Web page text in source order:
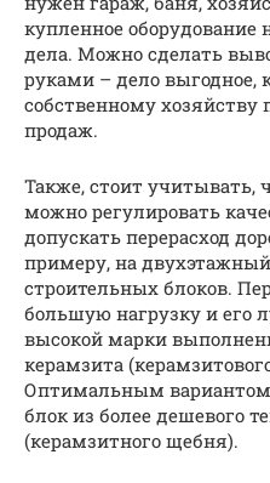
купленное оборудование
дела. Можно сделать
руками – дело выгодное,
собственному хозяйству
продаж.
Также, стоит учитывать,
можно регулировать
допускать перерасход
примеру, на
строительных блоков.
большую нагрузку и его
высокой марки
керамзита
Оптимальным вариантом
блок из более дешевого
(керамзитного щебня).